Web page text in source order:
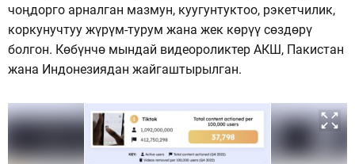
чоңдорго арналган мазмун, куугунтуктоо, рэкетчилик,
коркунучтуу жүрүм-турум жана жек көрүү сөздөрү
болгон. Көбүнчө мындай видеороликтер АКШ, Пакистан
жана Индонезиядан жайгаштырылган.